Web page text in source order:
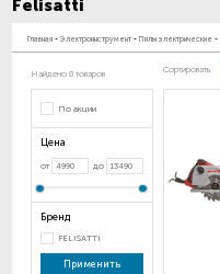
Felisatti
Главная - Электроинструмент - Пилы электрические -
Найдено 8 товаров
По акции
Цена
от до
Бренд
FELISATTI
Применить
Сортировать: